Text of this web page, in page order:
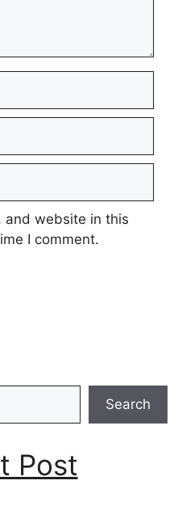
and website in this
I comment.
Search
Post